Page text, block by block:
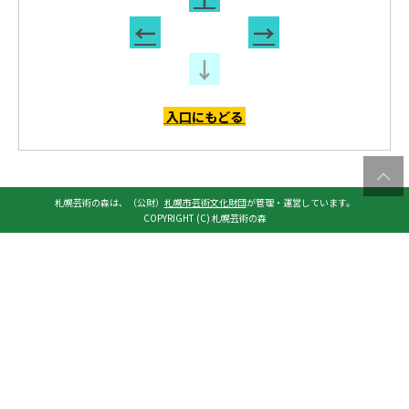
←
→
↓
入口にもどる
札幌芸術の森は、（公財） 札幌市芸術文化財団が管理・運営しています。
COPYRIGHT (C) 札幌芸術の森